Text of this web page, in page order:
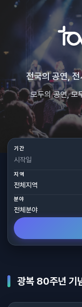
전국의 공연,
모두의 공연, 모
기간
지역
분야
광복 80주년 기